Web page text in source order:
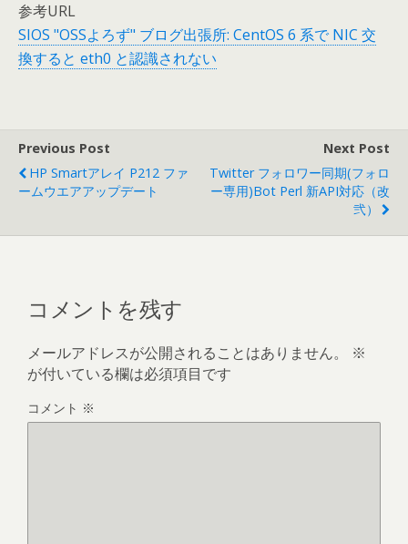
参考URL
SIOS "OSSよろず" ブログ出張所: CentOS 6 系で NIC 交
換すると eth0 と認識されない
Previous Post
HP Smartアレイ P212 ファ
ームウエアアップデート
Next Post
Twitter フォロワー同期(フォロ
ー専用)Bot Perl 新API対応（改
弐）
コメントを残す
メールアドレスが公開されることはありません。
※
が付いている欄は必須項目です
コメント ※